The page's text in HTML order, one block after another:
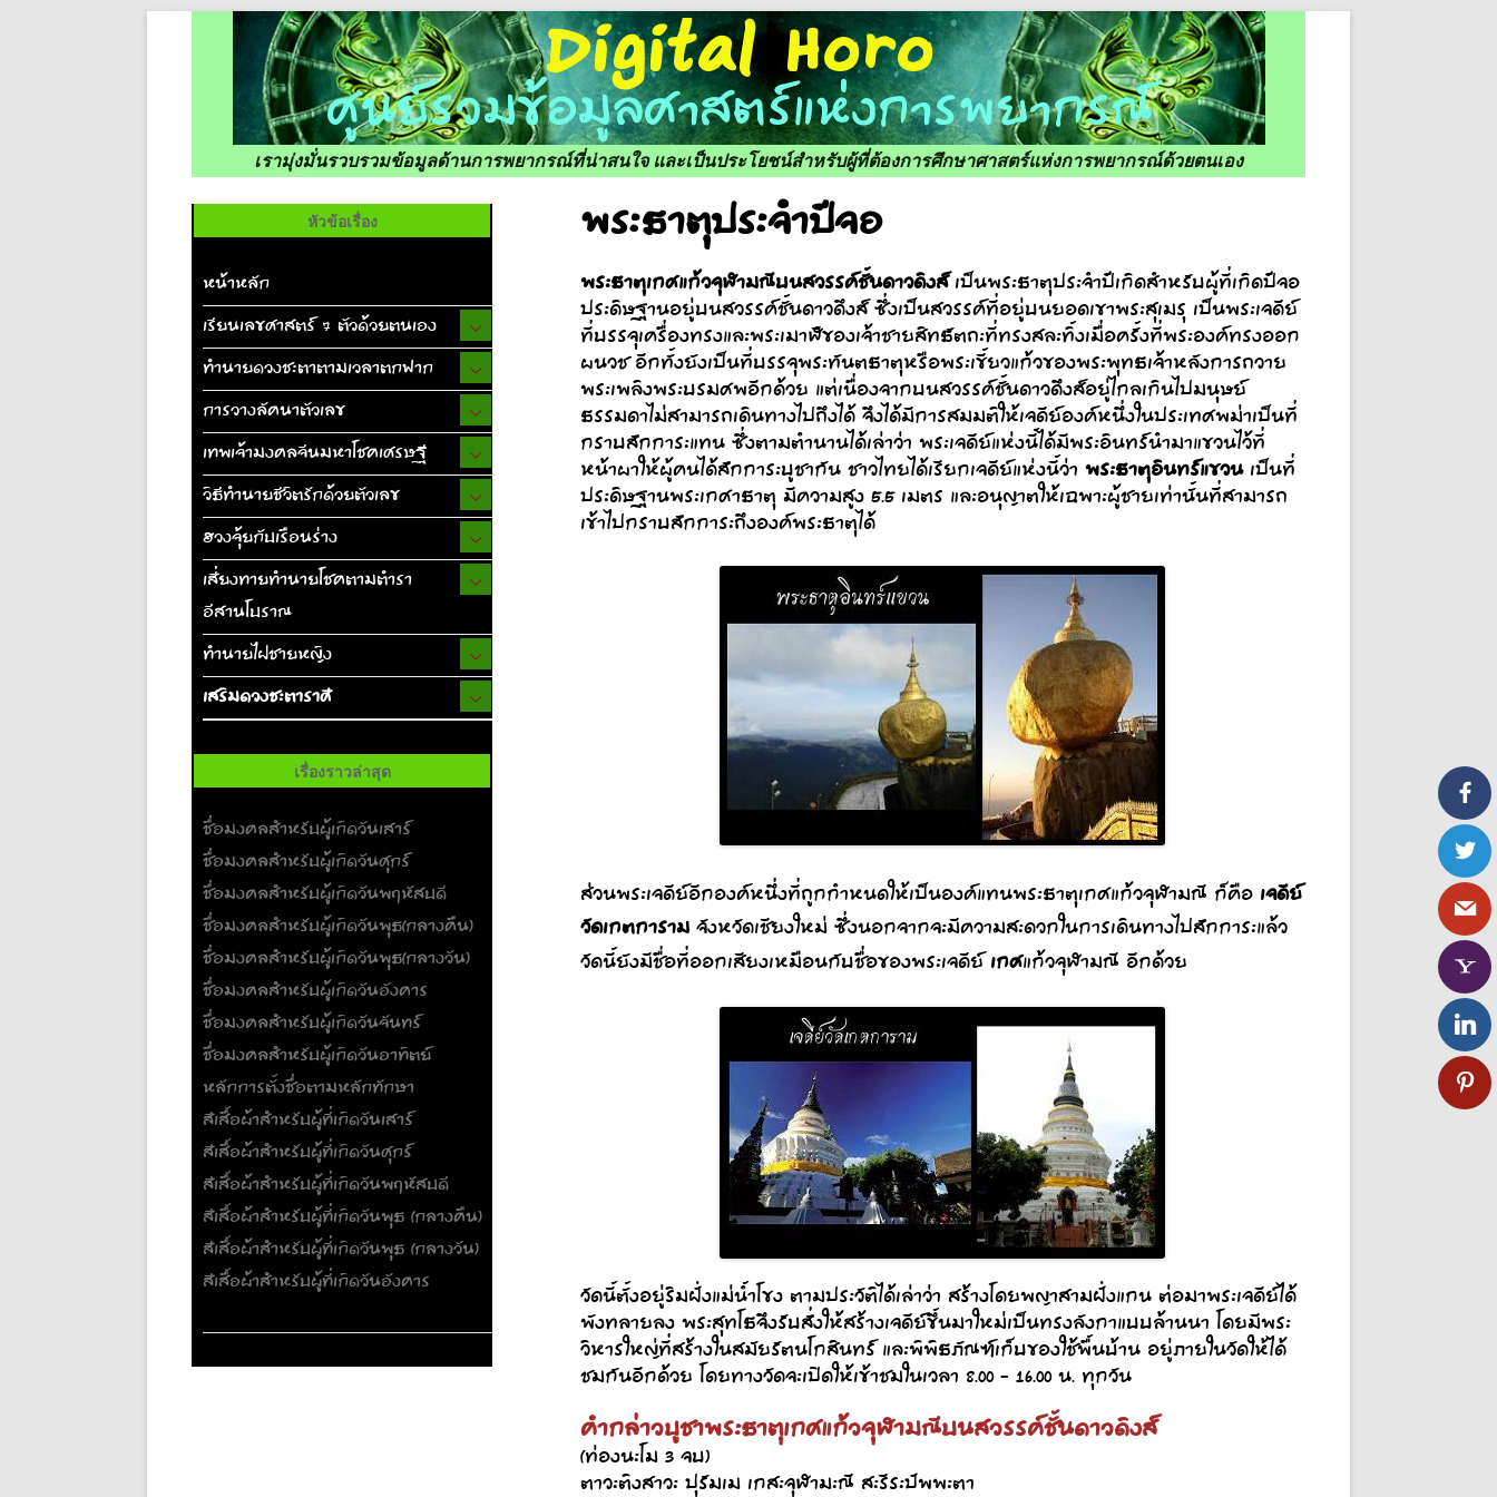
เรามุ่งมั่นรวบรวมข้อมูลด้านการพยากรณ์ที่น่าสนใจ และเป็นประโยชน์สำหรับผู้ที่ต้องการศึกษาศาสตร์แห่งการพยากรณ์ด้วยตนเอง
พระธาตุประจำปีจอ
พระธาตุเกศแก้วจุฬามณีบนสวรรค์ชั้นดาวดิงส์เป็นพระธาตุประจำปีเกิดสำหรับผู้ที่เกิดปีจอ
ประดิษฐานอยู่บนสวรรค์ชั้นดาวดึงส์ ซึ่งเป็นสวรรค์ที่อยู่บนยอดเขาพระสุเมรุ เป็นพระเจดีย์
ที่บรรจุเครื่องทรงและพระเมาฬีของเจ้าชายสิทธัตถะที่ทรงสละทิ้งเมื่อครั้งที่พระองค์ทรงออก
ผนวช อีกทั้งยังเป็นที่บรรจุพระทันตธาตุหรือพระเขี้ยวแก้วของพระพุทธเจ้าหลังการถวาย
พระเพลิงพระบรมศพอีกด้วย แต่เนื่องจากบนสวรรค์ชั้นดาวดึงส์อยู่ไกลเกินไปมนุษย์
ธรรมดาไม่สามารถเดินทางไปถึงได้ จึงได้มีการสมมติให้เจดีย์องค์หนึ่งในประเทศพม่าเป็นที่
กราบสักการะแทน ซึ่งตามตำนานได้เล่าว่า พระเจดีย์แห่งนี้ได้มีพระอินทร์นำมาแขวนไว้ที่
หน้าผาให้ผู้คนได้สักการะบูชากัน ชาวไทยได้เรียกเจดีย์แห่งนี้ว่า พระธาตุอินทร์แขวนเป็นที่
ประดิษฐานพระเกศาธาตุ มีความสูง 5.5 เมตร และอนุญาตให้เฉพาะผู้ชายเท่านั้นที่สามารถ
เข้าไปกราบสักการะถึงองค์พระธาตุได้
ส่วนพระเจดีย์อีกองค์หนึ่งที่ถูกกำหนดให้เป็นองค์แทนพระธาตุเกศแก้วจุฬามณี ก็คือ เจดีย์
วัดเกตการามจังหวัดเชียงใหม่ ซึ่งนอกจากจะมีความสะดวกในการเดินทางไปสักการะแล้ว
วัดนี้ยังมีชื่อที่ออกเสียงเหมือนกับชื่อของพระเจดีย์เกศแก้วจุฬามณี อีกด้วย
วัดนี้ตั้งอยู่ริมฝั่งแม่น้ำโขง ตามประวัติได้เล่าว่า สร้างโดยพญาสามฝั่งแกน ต่อมาพระเจดีย์ได้
พังทลายลง พระสุทโธจึงรับสั่งให้สร้างเจดีย์ขึ้นมาใหม่เป็นทรงลังกาแบบล้านนา โดยมีพระ
วิหารใหญ่ที่สร้างในสมัยรัตนโกสินทร์ และพิพิธภัณฑ์เก็บของใช้พื้นบ้าน อยู่ภายในวัดให้ได้
ชมกันอีกด้วย โดยทางวัดจะเปิดให้เข้าชมในเวลา 8.00 – 16.00 น. ทุกวัน
คำกล่าวบูชาพระธาตุเกศแก้วจุฬามณีบนสวรรค์ชั้นดาวดิงส์
(ท่องนะโม 3 จบ)
ตาวะติงสาวะ ปุรัมเม เกสะจุฬามะณี สะรีระปัพพะตา
หัวข้อเรื่อง
หน้าหลัก
เรียนเลขศาสตร์ 7 ตัวด้วยตนเอง
ทำนายดวงชะตาตามเวลาตกฟาก
การวางลัคนาตัวเลข
เทพเจ้ามงคลจีนมหาโชคเศรษฐี
วิธีทำนายชีวิตรักด้วยตัวเลข
ฮวงจุ้ยกับเรือนร่าง
เสี่ยงทายทำนายโชคตามตำรา
อีสานโบราณ
ทำนายไฝชายหญิง
เสริมดวงชะตาราศี
เรื่องราวล่าสุด
ชื่อมงคลสำหรับผู้เกิดวันเสาร์
ชื่อมงคลสำหรับผู้เกิดวันศุกร์
ชื่อมงคลสำหรับผู้เกิดวันพฤหัสบดี
ชื่อมงคลสำหรับผู้เกิดวันพุธ(กลางคืน)
ชื่อมงคลสำหรับผู้เกิดวันพุธ(กลางวัน)
ชื่อมงคลสำหรับผู้เกิดวันอังคาร
ชื่อมงคลสำหรับผู้เกิดวันจันทร์
ชื่อมงคลสำหรับผู้เกิดวันอาทิตย์
หลักการตั้งชื่อตามหลักทักษา
สีเสื้อผ้าสำหรับผู้ที่เกิดวันเสาร์
สีเสื้อผ้าสำหรับผู้ที่เกิดวันศุกร์
สีเสื้อผ้าสำหรับผู้ที่เกิดวันพฤหัสบดี
สีเสื้อผ้าสำหรับผู้ที่เกิดวันพุธ (กลางคืน)
สีเสื้อผ้าสำหรับผู้ที่เกิดวันพุธ (กลางวัน)
สีเสื้อผ้าสำหรับผู้ที่เกิดวันอังคาร